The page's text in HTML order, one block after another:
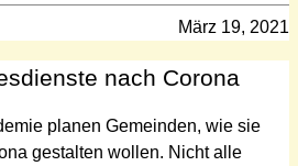
März 19, 2021
nach Corona
planen Gemeinden, wie sie
gestalten wollen. Nicht alle